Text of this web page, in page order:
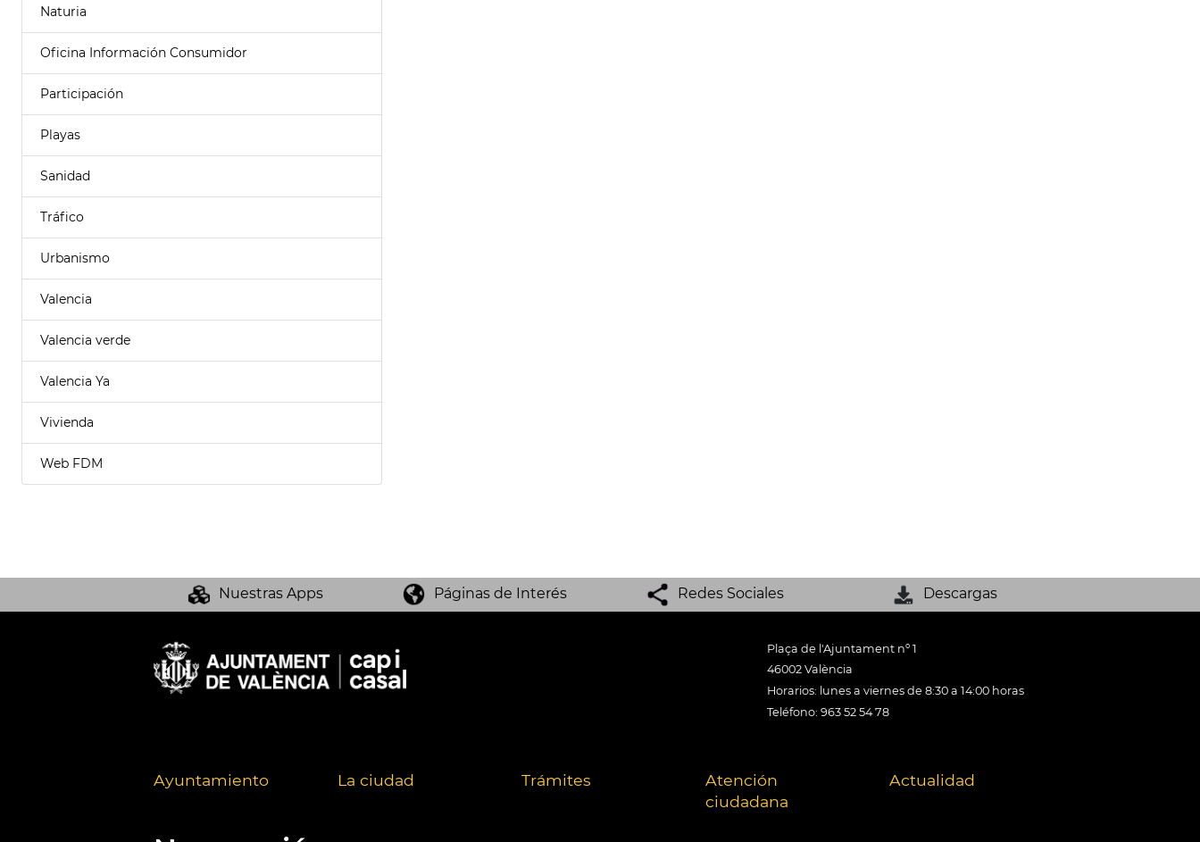
Naturia
Oficina Información Consumidor
Participación
Playas
Sanidad
Tráfico
Urbanismo
Valencia
Valencia verde
Valencia Ya
Vivienda
Web FDM
Nuestras Apps Páginas de Interés Redes Sociales Descargas
Plaça de l'Ajuntament nº 1
46002 València
Horarios: lunes a viernes de 8:30 a 14:00 horas
Teléfono: 963 52 54 78
Ayuntamiento La ciudad Trámites
Atención
ciudadana
Actualidad